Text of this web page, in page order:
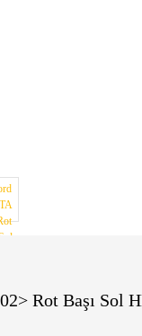
Rot Başı Sol